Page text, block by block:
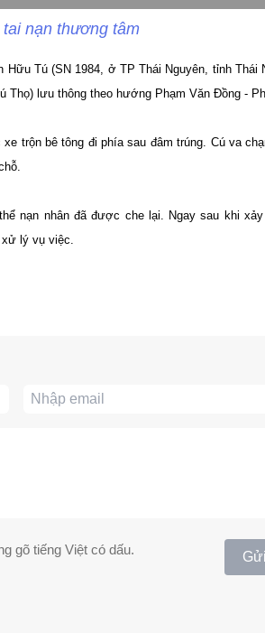
nạn thương tâm
Tú (SN 1984, ở TP Thái Nguyên, tỉnh Thái
lưu thông theo hướng Phạm Văn Đồng -
trộn bê tông đi phía sau đâm trúng. Cú va
nạn nhân đã được che lại. Ngay sau khi
lý vụ việc.
gõ tiếng Việt có dấu.